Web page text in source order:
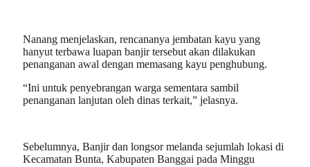
Nanang menjelaskan, rencananya jembatan kayu yang
hanyut terbawa luapan banjir tersebut akan dilakukan
penanganan awal dengan memasang kayu penghubung.
“Ini untuk penyebrangan warga sementara sambil
penanganan lanjutan oleh dinas terkait,” jelasnya.
Sebelumnya, Banjir dan longsor melanda sejumlah lokasi di
Kecamatan Bunta, Kabupaten Banggai pada Minggu